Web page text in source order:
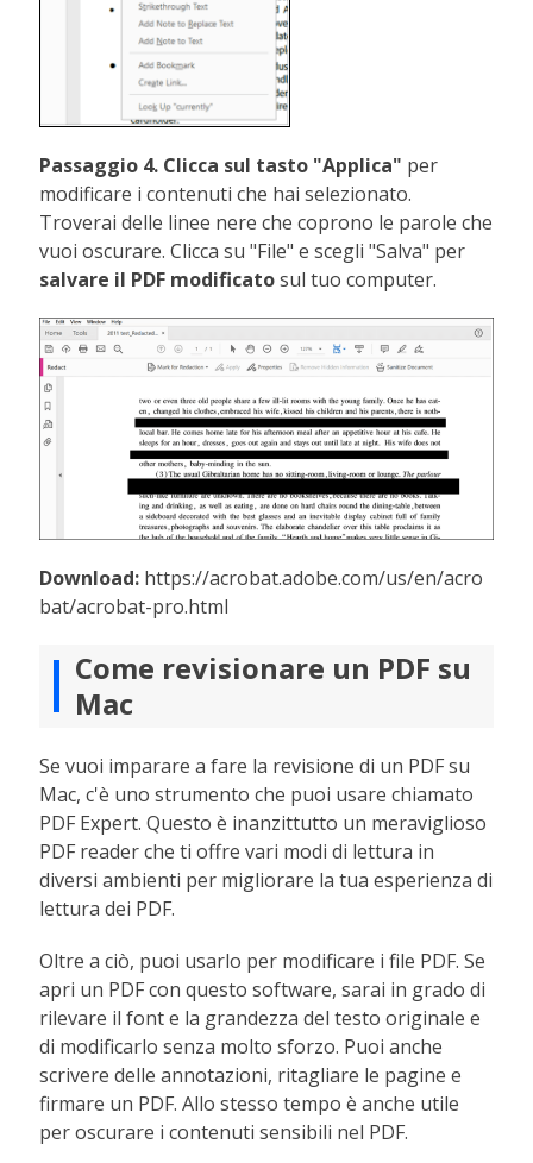
Passaggio 4. Clicca sul tasto "Applica" per
modificare i contenuti che hai selezionato.
Troverai delle linee nere che coprono le parole che
vuoi oscurare. Clicca su "File" e scegli "Salva" per
salvare il PDF modificatosul tuo computer.
Download: https://acrobat.adobe.com/us/en/acro
bat/acrobat-pro.html
Come revisionare un PDF su
Mac
Se vuoi imparare a fare la revisione di un PDF su
Mac, c'è uno strumento che puoi usare chiamato
PDF Expert. Questo è inanzittutto un meraviglioso
PDF reader che ti offre vari modi di lettura in
diversi ambienti per migliorare la tua esperienza di
lettura dei PDF.
Oltre a ciò, puoi usarlo per modificare i file PDF. Se
apri un PDF con questo software, sarai in grado di
rilevare il font e la grandezza del testo originale e
di modificarlo senza molto sforzo. Puoi anche
scrivere delle annotazioni, ritagliare le pagine e
firmare un PDF. Allo stesso tempo è anche utile
per oscurare i contenuti sensibili nel PDF.